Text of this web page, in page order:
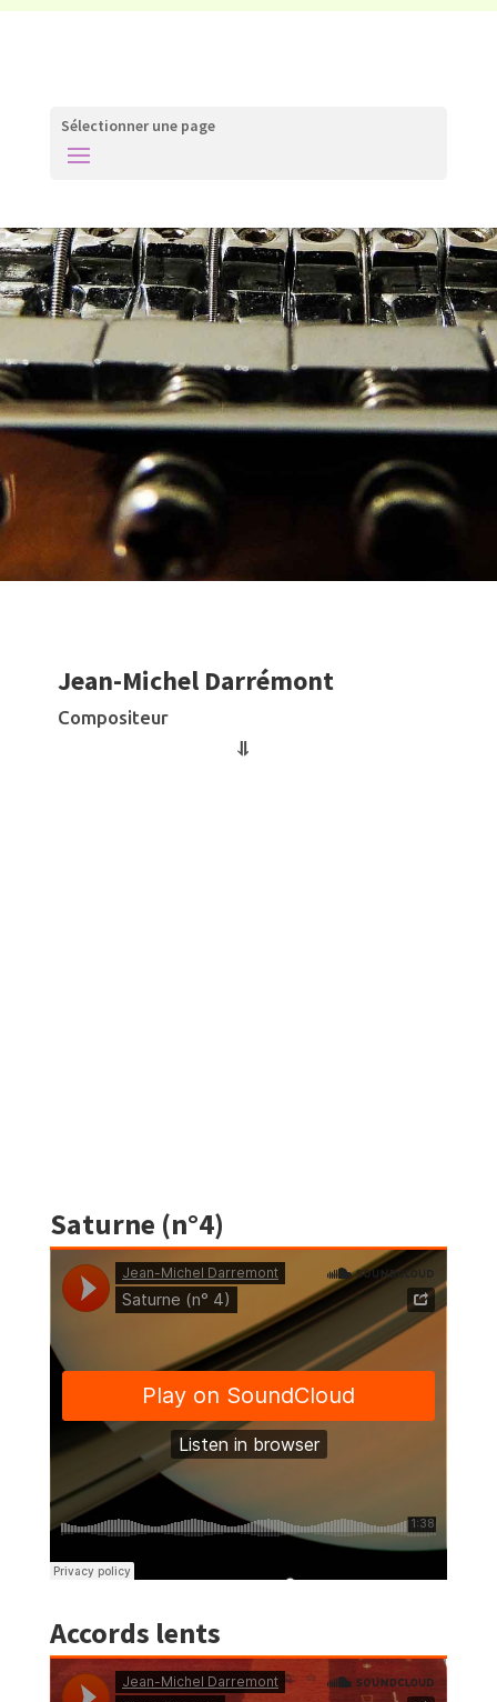
Sélectionner une page
Jean-Michel Darrémont
Compositeur
⥥
"
Saturne (n°4)
Accords lents